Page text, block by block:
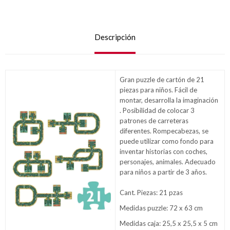
Descripción
Gran puzzle de cartón de 21
piezas para niños. Fácil de
montar, desarrolla la imaginación
. Posibilidad de colocar 3
patrones de carreteras
diferentes. Rompecabezas, se
puede utilizar como fondo para
inventar historias con coches,
personajes, animales. Adecuado
para niños a partir de 3 años.
Cant. Piezas: 21 pzas
Medidas puzzle: 72 x 63 cm
Medidas caja: 25,5 x 25,5 x 5 cm